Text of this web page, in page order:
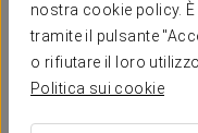
nostra cookie policy.
tramite il pulsante
o rifiutare il loro
Politica sui cookie